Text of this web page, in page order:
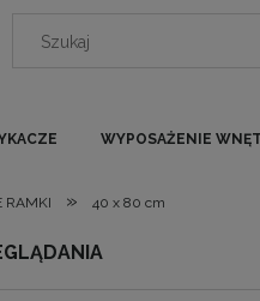
WYPOSAŻENIE
RAMKI » 40 x 80 cm